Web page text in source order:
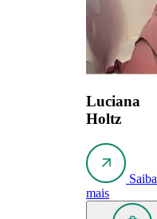
Luciana
Holtz
Saiba
mais